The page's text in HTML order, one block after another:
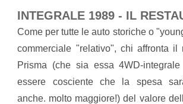
INTEGRALE 1989 - IL
Come per tutte le auto storiche o
commerciale "relativo", chi affronta il
Prisma (che sia essa 4WD-
essere cosciente che la spesa
anche. molto maggiore!) del valore